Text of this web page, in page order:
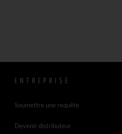
ENTREPRISE
Soumettre une requête
Devenir distributeur